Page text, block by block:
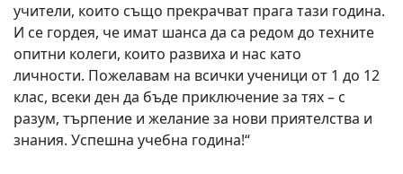
учители, които също прекрачват прага тази година.
И се гордея, че имат шанса да са редом до техните
опитни колеги, които развиха и нас като
личности. Пожелавам на всички ученици от 1 до 12
клас, всеки ден да бъде приключение за тях – с
разум, търпение и желание за нови приятелства и
знания. Успешна учебна година!“